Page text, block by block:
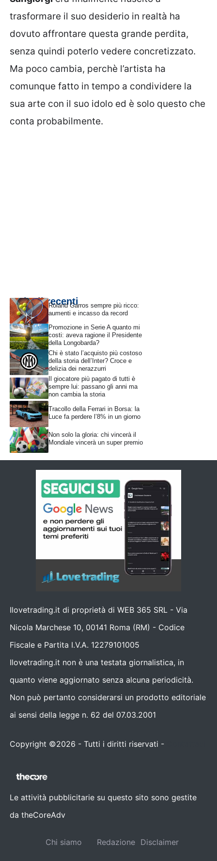
trasformare il suo desiderio in realtà ha
dovuto affrontare questa grande perdita,
senza quindi poterlo vedere concretizzato.
Ma poco cambia, perchè l’artista ha
comunque fatto in tempo a condividere la
sua arte con il suo idolo ed è solo questo che
conta probabilmente.
Articoli recentiRoland Garros sempre più ricco:
aumenti e incasso da record
Promozione in Serie A quanto mi
costi: aveva ragione il Presidente
della Longobarda?
Chi è stato l’acquisto più costoso
della storia dell’Inter? Croce e
delizia dei nerazzurri
Il giocatore più pagato di tutti è
sempre lui: passano gli anni ma
non cambia la storia
Tracollo della Ferrari in Borsa: la
Luce fa perdere l’8% in un giorno
Non solo la gloria: chi vincerà il
Mondiale vincerà un super premio
Ilovetrading.it di proprietà di WEB 365 SRL - Via
Nicola Marchese 10, 00141 Roma (RM) - Codice
Fiscale e Partita I.V.A. 12279101005
Ilovetrading.it non è una testata giornalistica, in
quanto viene aggiornato senza alcuna periodicità.
Non può pertanto considerarsi un prodotto editoriale
ai sensi della legge n. 62 del 07.03.2001
Copyright ©2026 - Tutti i diritti riservati -
Le attività pubblicitarie su questo sito sono gestite
da theCoreAdv
Chi siamo Redazione Disclaimer